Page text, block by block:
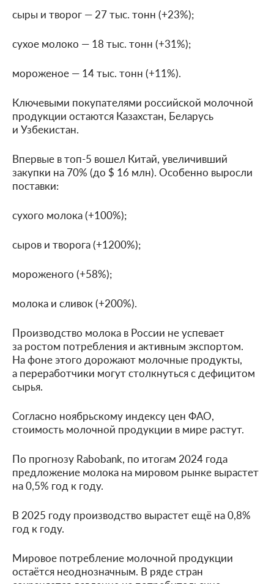
сыры и творог — 27 тыс. тонн (+23%);
сухое молоко — 18 тыс. тонн (+31%);
мороженое — 14 тыс. тонн (+11%).
Ключевыми покупателями российской молочной
продукции остаются Казахстан, Беларусь
и Узбекистан.
Впервые в топ-5 вошел Китай, увеличивший
закупки на 70% (до $ 16 млн). Особенно выросли
поставки:
сухого молока (+100%);
сыров и творога (+1200%);
мороженого (+58%);
молока и сливок (+200%).
Производство молока в России не успевает
за ростом потребления и активным экспортом.
На фоне этого дорожают молочные продукты,
а переработчики могут столкнуться с дефицитом
сырья.
Согласно ноябрьскому индексу цен ФАО,
стоимость молочной продукции в мире растут.
По прогнозу Rabobank, по итогам 2024 года
предложение молока на мировом рынке вырастет
на 0,5% год к году.
В 2025 году производство вырастет ещё на 0,8%
год к году.
Мировое потребление молочной продукции
остаётся неоднозначным. В ряде стран